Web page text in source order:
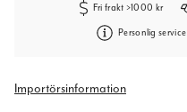
Fri frakt >1000 kr
Personlig service
Importörsinformation